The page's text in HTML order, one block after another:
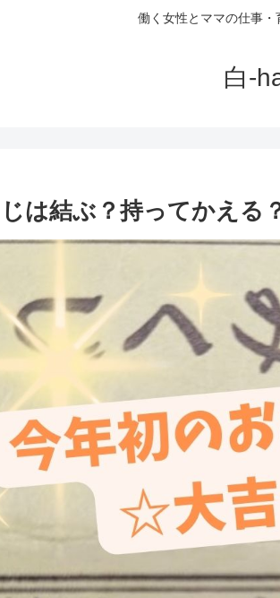
働く女性とママの仕事
白-
は結ぶ？持ってかえる